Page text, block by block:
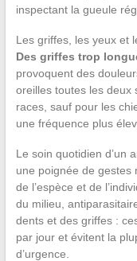
inspectant la gueule
Les griffes, les yeux et
Des griffes trop
provoquent des
oreilles toutes les deux
races, sauf pour les
une fréquence plus
Le soin quotidien d’un
une poignée de gestes
de l’espèce et de
du milieu,
dents et des griffes :
par jour et évitent la
d’urgence.